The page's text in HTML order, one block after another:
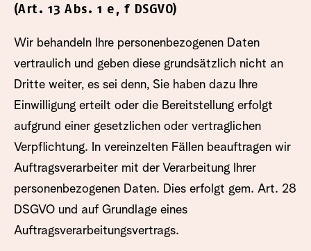
(Art. 13 Abs. 1 e, f DSGVO)
Wir behandeln Ihre personenbezogenen Daten
vertraulich und geben diese grundsätzlich nicht an
Dritte weiter, es sei denn, Sie haben dazu Ihre
Einwilligung erteilt oder die Bereitstellung erfolgt
aufgrund einer gesetzlichen oder vertraglichen
Verpflichtung. In vereinzelten Fällen beauftragen wir
Auftragsverarbeiter mit der Verarbeitung Ihrer
personenbezogenen Daten. Dies erfolgt gem. Art. 28
DSGVO und auf Grundlage eines
Auftragsverarbeitungsvertrags.